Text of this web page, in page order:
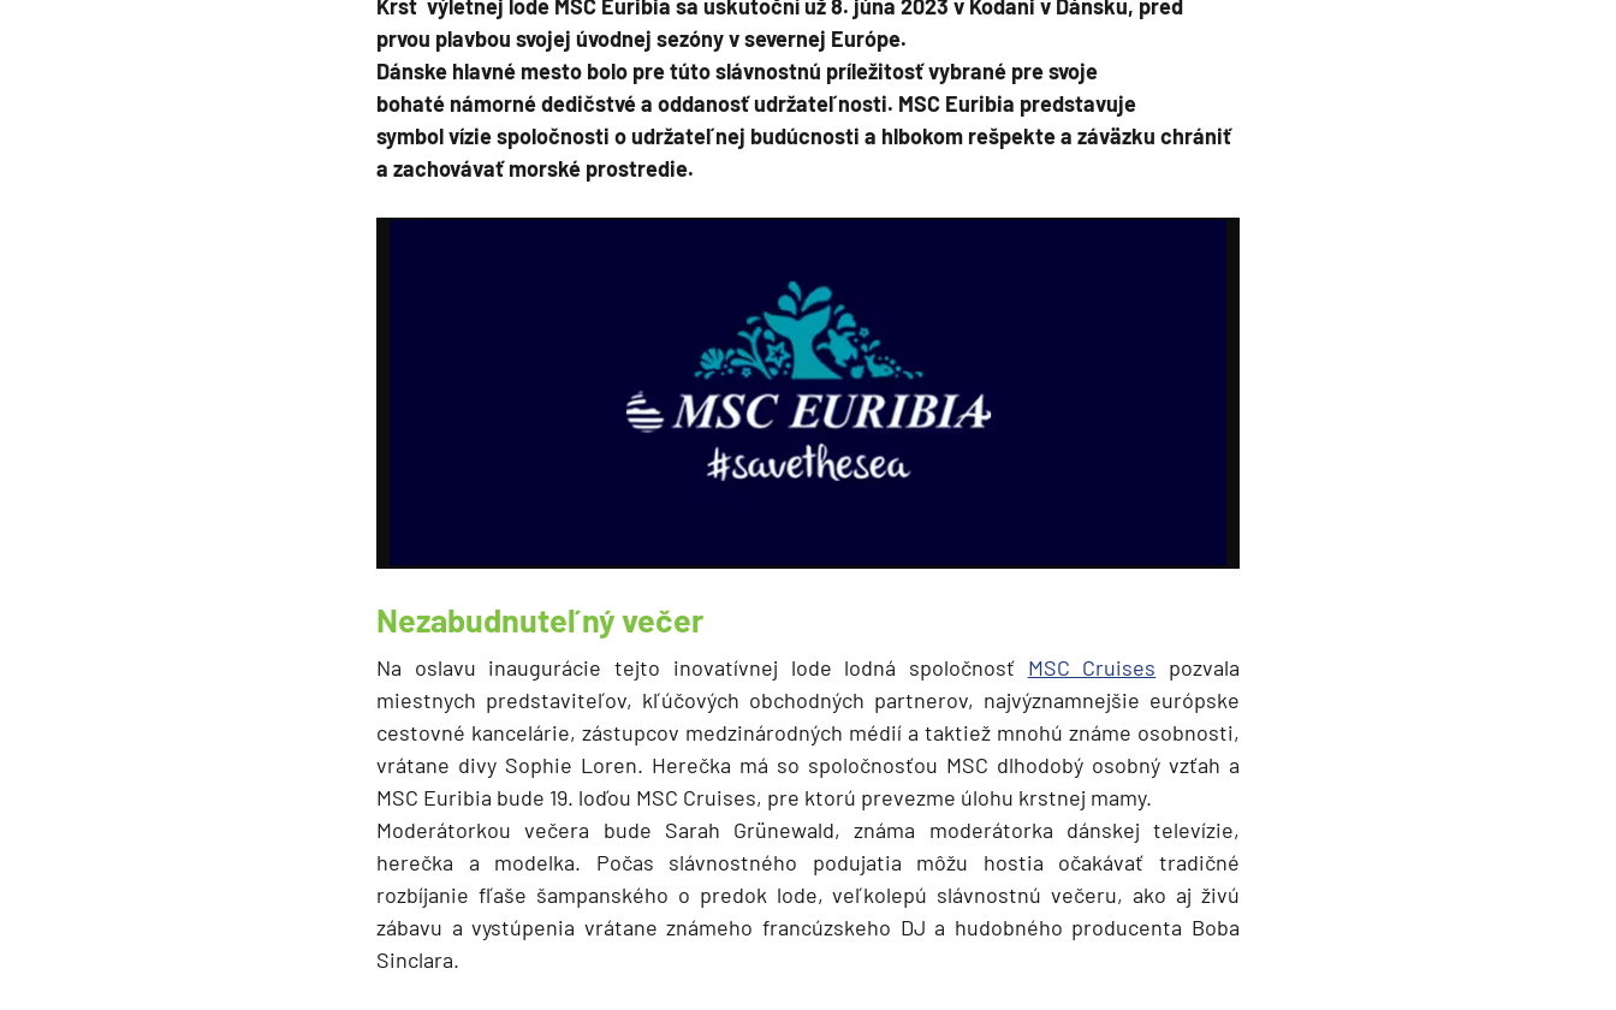
Island
Nórske fjordy
Nórske fjordy a Pobaltie
Kanárske ostrovy, Madeira a Maroko
Kanárske ostrovy a Madeira
Bahamy
Bermudy
Južný Karibik
Kalifornia a Mexiko
Karibik a Stredná Amerika
Východný Karibik
Západný Karibik
Severná Amerika
Aljaška
Krst výletnej lode MSC Euribia sa uskutoční už 8. júna 2023 v Kodani v Dánsku, pred
prvou plavbou svojej úvodnej sezóny v severnej Európe.
Dánske hlavné mesto bolo pre túto slávnostnú príležitosť vybrané pre svoje
bohaté námorné dedičstvé a oddanosť udržateľnosti. MSC Euribia predstavuje
symbol vízie spoločnosti o udržateľnej budúcnosti a hlbokom rešpekte a záväzku chrániť
a zachovávať morské prostredie.
Nezabudnuteľný večer
Na oslavu inaugurácie tejto inovatívnej lode lodná spoločnosť MSC Cruises pozvala
miestnych predstaviteľov, kľúčových obchodných partnerov, najvýznamnejšie európske
cestovné kancelárie, zástupcov medzinárodných médií a taktiež mnohú známe osobnosti,
vrátane divy Sophie Loren. Herečka má so spoločnosťou MSC dlhodobý osobný vzťah a
MSC Euribia bude 19. loďou MSC Cruises, pre ktorú prevezme úlohu krstnej mamy.
Moderátorkou večera bude Sarah Grünewald, známa moderátorka dánskej televízie,
herečka a modelka. Počas slávnostného podujatia môžu hostia očakávať tradičné
rozbíjanie fľaše šampanského o predok lode, veľkolepú slávnostnú večeru, ako aj živú
zábavu a vystúpenia vrátane známeho francúzskeho DJ a hudobného producenta Boba
Sinclara.